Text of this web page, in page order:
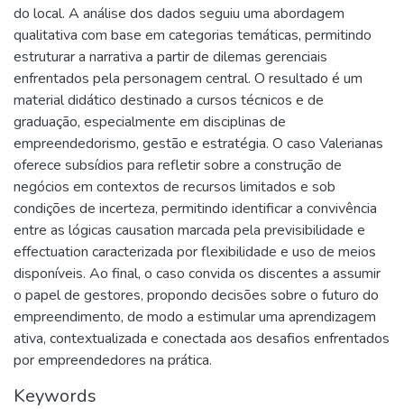
do local. A análise dos dados seguiu uma abordagem
qualitativa com base em categorias temáticas, permitindo
estruturar a narrativa a partir de dilemas gerenciais
enfrentados pela personagem central. O resultado é um
material didático destinado a cursos técnicos e de
graduação, especialmente em disciplinas de
empreendedorismo, gestão e estratégia. O caso Valerianas
oferece subsídios para refletir sobre a construção de
negócios em contextos de recursos limitados e sob
condições de incerteza, permitindo identificar a convivência
entre as lógicas causation marcada pela previsibilidade e
effectuation caracterizada por flexibilidade e uso de meios
disponíveis. Ao final, o caso convida os discentes a assumir
o papel de gestores, propondo decisões sobre o futuro do
empreendimento, de modo a estimular uma aprendizagem
ativa, contextualizada e conectada aos desafios enfrentados
por empreendedores na prática.
Keywords